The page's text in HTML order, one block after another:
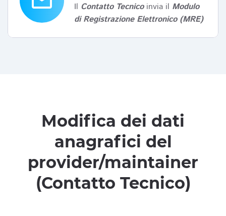
Il Contatto Tecnicoinvia il Modulo
di Registrazione Elettronico (MRE)
Modifica dei dati
anagrafici del
provider/maintainer
(Contatto Tecnico)